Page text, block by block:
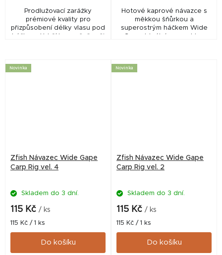
Prodlužovací zarážky
prémiové kvality pro
přizpůsobení délky vlasu pod
Hotové kaprové návazce s
měkkou šňůrkou a
superostrým háčkem Wide
Novinka
Zfish Návazec Wide Gape
Carp Rig vel. 4
Skladem do 3 dní.
115 Kč / ks
Měrná
cena:
115 Kč / 1 ks
Do košíku
Novinka
Zfish Návazec Wide Gape
Carp Rig vel. 2
Skladem do 3 dní.
115 Kč / ks
Měrná
cena:
115 Kč / 1 ks
Do košíku